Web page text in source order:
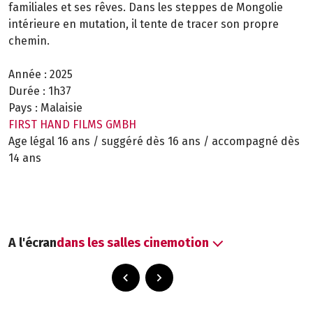
familiales et ses rêves. Dans les steppes de Mongolie
intérieure en mutation, il tente de tracer son propre
chemin.
Année : 2025
Durée : 1h37
Pays : Malaisie
FIRST HAND FILMS GMBH
Age légal 16 ans / suggéré dès 16 ans / accompagné dès
14 ans
A l'écrandans les salles cinemotion